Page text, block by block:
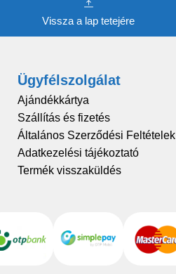
Vissza a lap tetejére
Ügyfélszolgálat
Ajándékkártya
Szállítás és fizetés
Általános Szerződési Feltételek
Adatkezelési tájékoztató
Termék visszaküldés